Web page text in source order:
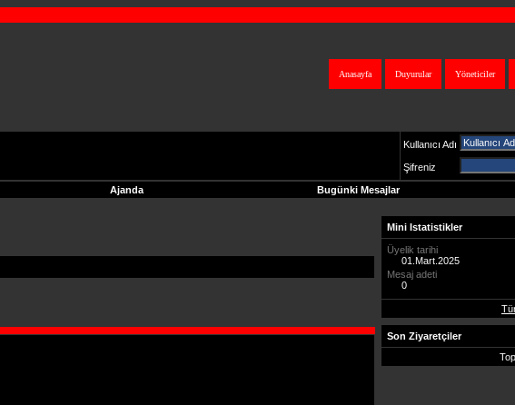
Yöneticiler
Duyurular
Anasayfa
Kullanıcı Adı
Şifreniz
Ajanda Bugünki Mesajlar
Mini Istatistikler
Üyelik tarihi
01.Mart.2025
Mesaj adeti
0
Son Ziyaretçiler